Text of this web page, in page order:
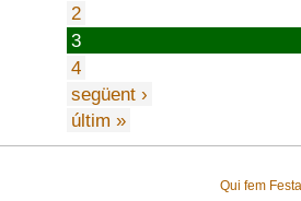
2
3
4
següent ›
últim »
Qui fem